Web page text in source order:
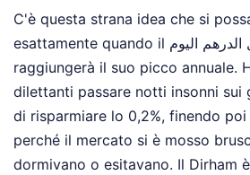
C'è questa strana idea che si
esattamente quando il صرف اليورو مقابل الدرهم اليوم
raggiungerà il suo picco annuale.
dilettanti passare notti insonni sui
di risparmiare lo 0,2%, finendo
perché il mercato si è mosso
dormivano o esitavano. Il Dirham